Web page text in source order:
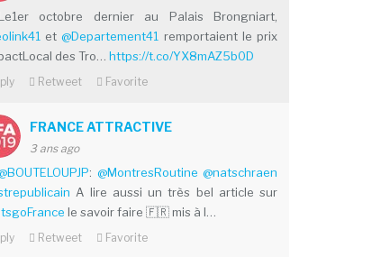
octobre dernier au Palais Brongniart,
et@Departement41 remportaient le prix
des Tro… https://t.co/YX8mAZ5b0D
Retweet Favorite
FRANCE ATTRACTIVE
3 ans ago
: @MontresRoutine @natschraen
A lire aussi un très bel article sur
le savoir faire 🇫🇷 mis à l…
Retweet Favorite